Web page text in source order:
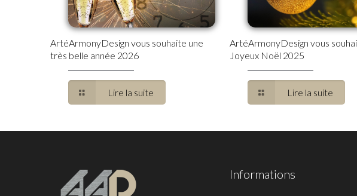
ArtéArmonyDesign vous souhaite une
très belle année 2026
Lire la suite
ArtéArmonyDesign vous
Joyeux Noël 2025
Lire la suite
Informations